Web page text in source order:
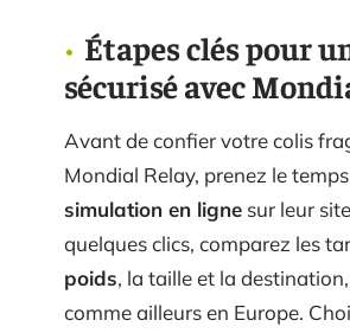
Étapes clés pour
sécurisé avec
Avant de confier votre colis
Mondial Relay, prenez le
simulation en ligne sur leur
quelques clics, comparez les
poids, la taille et la
comme ailleurs en Europe.